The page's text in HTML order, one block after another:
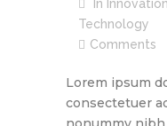
In Innovation
Technology
Comments
Lorem ipsum
consectetuer